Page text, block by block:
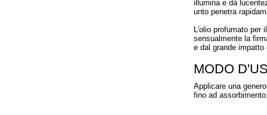
illumina e dà
unto penetra
L'olio profumato per
sensualmente la
e dal grande impatto
MODO
Applicare una
fino ad